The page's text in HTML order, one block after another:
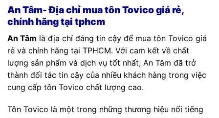
An Tâm- Địa chỉ mua tôn Tovico giá rẻ,
chính hãng tại tphcm
An Tâm là địa chỉ đáng tin cậy để mua tôn Tovico giá
rẻ và chính hãng tại TPHCM. Với cam kết về chất
lượng sản phẩm và dịch vụ tốt nhất, An Tâm đã trở
thành đối tác tin cậy của nhiều khách hàng trong việc
cung cấp tôn Tovico chất lượng cao.
Tôn Tovico là một trong những thương hiệu nổi tiếng